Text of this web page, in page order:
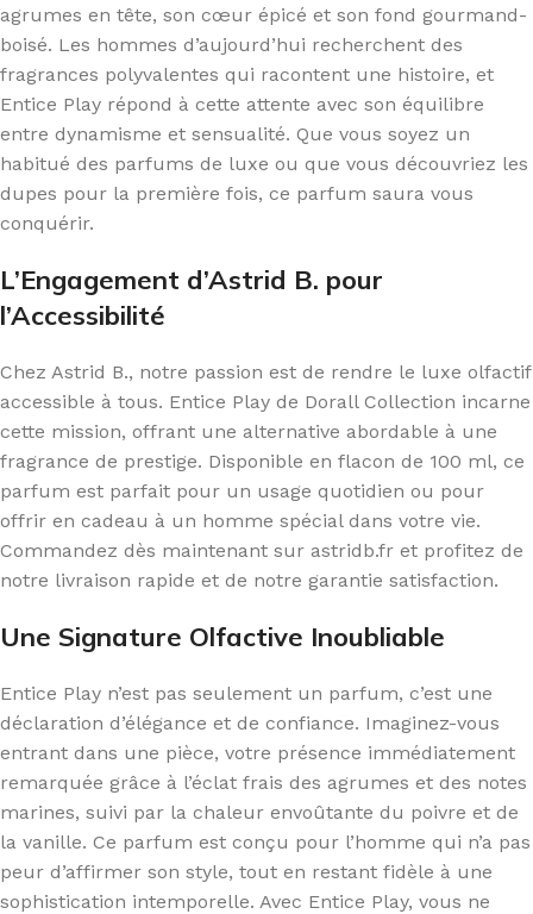
agrumes en tête, son cœur épicé et son fond gourmand-
boisé. Les hommes d’aujourd’hui recherchent des
fragrances polyvalentes qui racontent une histoire, et
Entice Play répond à cette attente avec son équilibre
entre dynamisme et sensualité. Que vous soyez un
habitué des parfums de luxe ou que vous découvriez les
dupes pour la première fois, ce parfum saura vous
conquérir.
L’Engagement d’Astrid B. pour
l’Accessibilité
Chez Astrid B., notre passion est de rendre le luxe olfactif
accessible à tous. Entice Play de Dorall Collection incarne
cette mission, offrant une alternative abordable à une
fragrance de prestige. Disponible en flacon de 100 ml, ce
parfum est parfait pour un usage quotidien ou pour
offrir en cadeau à un homme spécial dans votre vie.
Commandez dès maintenant sur astridb.fr et profitez de
notre livraison rapide et de notre garantie satisfaction.
Une Signature Olfactive Inoubliable
Entice Play n’est pas seulement un parfum, c’est une
déclaration d’élégance et de confiance. Imaginez-vous
entrant dans une pièce, votre présence immédiatement
remarquée grâce à l’éclat frais des agrumes et des notes
marines, suivi par la chaleur envoûtante du poivre et de
la vanille. Ce parfum est conçu pour l’homme qui n’a pas
peur d’affirmer son style, tout en restant fidèle à une
sophistication intemporelle. Avec Entice Play, vous ne